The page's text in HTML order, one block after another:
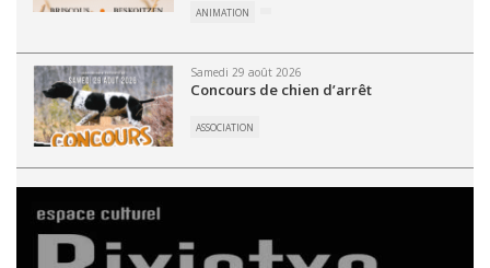
ANIMATION
Samedi 29 août 2026
Concours de chien d’arrêt
ASSOCIATION